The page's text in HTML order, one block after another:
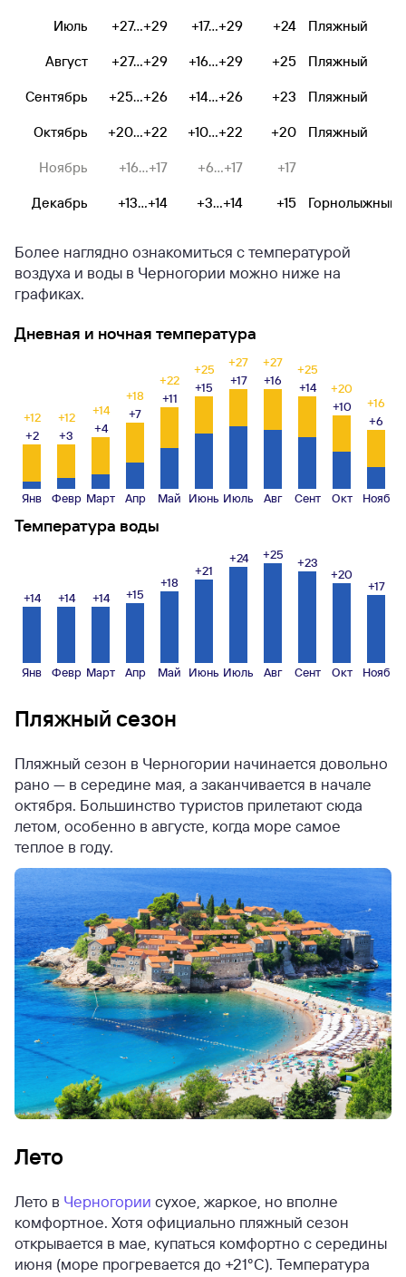
Июль +27...+29 +17...+29 +24 Пляжный
Август +27...+29 +16...+29 +25 Пляжный
Сентябрь +25...+26 +14...+26 +23 Пляжный
Октябрь +20...+22 +10...+22 +20 Пляжный
Ноябрь +16...+17 +6...+17 +17
Декабрь +13...+14 +3...+14 +15 Горнолыжный
Более наглядно ознакомиться с температурой
воздуха и воды в Черногории можно ниже на
графиках.
Дневная и ночная температура
+12
+2
Янв
+12
+3
Февр
+14
+4
Март
+18
+7
Апр
+22
+11
Май
+25
+15
Июнь
+27
+17
Июль
+27
+16
Авг
+25
+14
Сент
+20
+10
Окт
+16
+6
Нояб
Температура воды
+14
Янв
+14
Февр
+14
Март
+15
Апр
+18
Май
+21
Июнь
+24
Июль
+25
Авг
+23
Сент
+20
Окт
+17
Нояб
Пляжный сезон
Пляжный сезон в Черногории начинается довольно
рано — в середине мая, а заканчивается в начале
октября. Большинство туристов прилетают сюда
летом, особенно в августе, когда море самое
теплое в году.
Лето
Лето в Черногории сухое, жаркое, но вполне
комфортное. Хотя официально пляжный сезон
открывается в мае, купаться комфортно с середины
июня (море прогревается до +21°C). Температура